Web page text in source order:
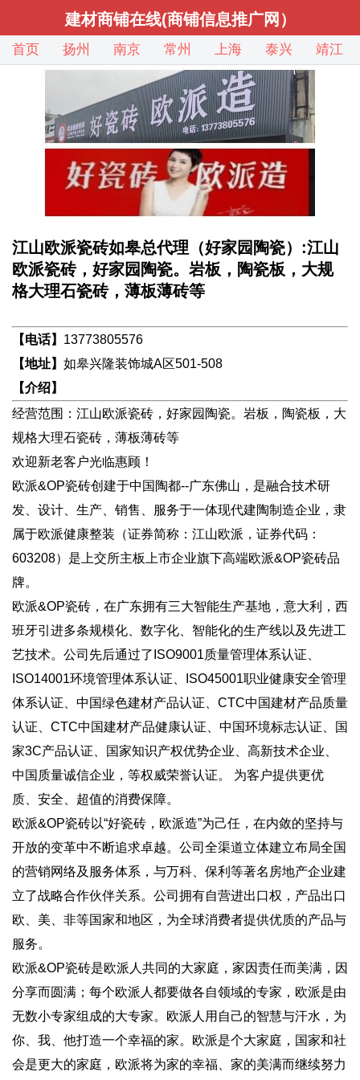
建材商铺在线(商铺信息推广网）
首页 扬州 南京 常州 上海 泰兴 靖江
江山欧派瓷砖如皋总代理（好家园陶瓷）:江山
欧派瓷砖，好家园陶瓷。岩板，陶瓷板，大规
格大理石瓷砖，薄板薄砖等
【电话】 13773805576
【地址】 如皋兴隆装饰城A区501-508
【介绍】
经营范围：江山欧派瓷砖，好家园陶瓷。岩板，陶瓷板，大
规格大理石瓷砖，薄板薄砖等
欢迎新老客户光临惠顾！
欧派&OP瓷砖创建于中国陶都--广东佛山，是融合技术研
发、设计、生产、销售、服务于一体现代建陶制造企业，隶
属于欧派健康整装（证券简称：江山欧派，证券代码：
603208）是上交所主板上市企业旗下高端欧派&OP瓷砖品
牌。
欧派&OP瓷砖，在广东拥有三大智能生产基地，意大利，西
班牙引进多条规模化、数字化、智能化的生产线以及先进工
艺技术。公司先后通过了ISO9001质量管理体系认证、
ISO14001环境管理体系认证、ISO45001职业健康安全管理
体系认证、中国绿色建材产品认证、CTC中国建材产品质量
认证、CTC中国建材产品健康认证、中国环境标志认证、国
家3C产品认证、国家知识产权优势企业、高新技术企业、
中国质量诚信企业，等权威荣誉认证。 为客户提供更优
质、安全、超值的消费保障。
欧派&OP瓷砖以“好瓷砖，欧派造”为己任，在内敛的坚持与
开放的变革中不断追求卓越。公司全渠道立体建立布局全国
的营销网络及服务体系，与万科、保利等著名房地产企业建
立了战略合作伙伴关系。公司拥有自营进出口权，产品出口
欧、美、非等国家和地区，为全球消费者提供优质的产品与
服务。
欧派&OP瓷砖是欧派人共同的大家庭，家因责任而美满，因
分享而圆满；每个欧派人都要做各自领域的专家，欧派是由
无数小专家组成的大专家。欧派人用自己的智慧与汗水，为
你、我、他打造一个幸福的家。欧派是个大家庭，国家和社
会是更大的家庭，欧派将为家的幸福、家的美满而继续努力